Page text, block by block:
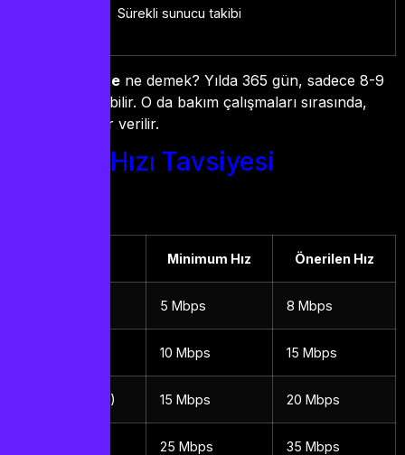
Sürekli sunucu takibi
%99.9 stabilite ne demek? Yılda 365 gün, sadece 8-9
saat kesinti olabilir. O da bakım çalışmaları sırasında,
önceden haber verilir.
İnternet Hızı Tavsiyesi
Minimum Hız Önerilen Hız
5 Mbps 8 Mbps
10 Mbps 15 Mbps
Full HD (1080p) 15 Mbps 20 Mbps
25 Mbps 35 Mbps